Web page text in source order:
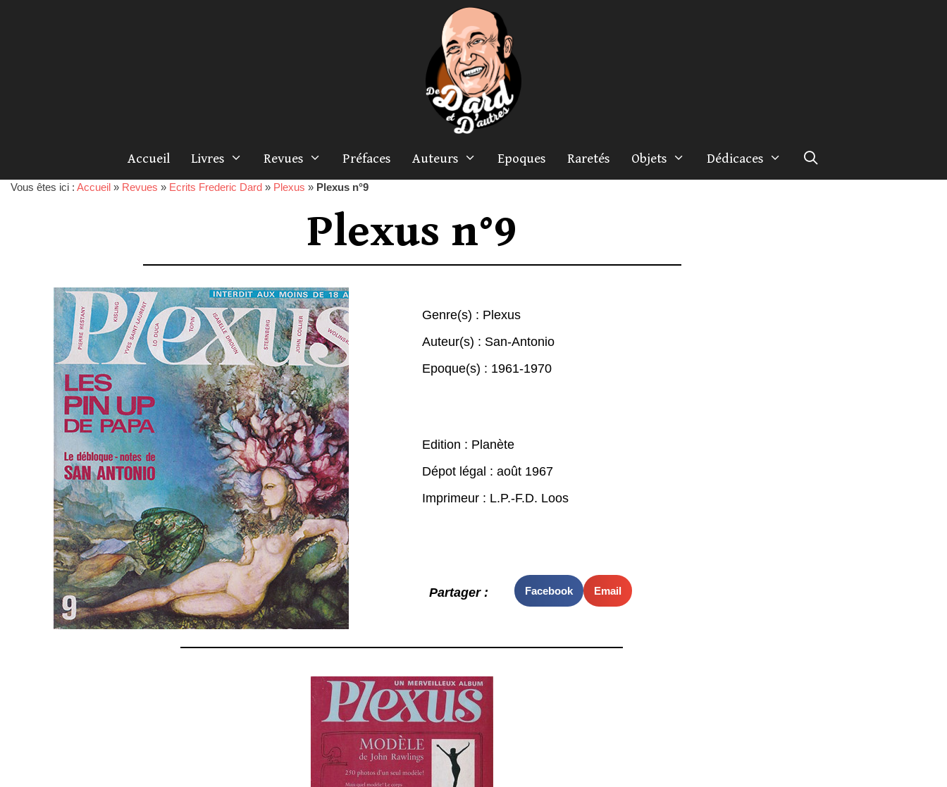
Accueil Livres Revues Préfaces Auteurs Epoques Raretés Objets Dédicaces
Vous êtes ici : Accueil » Revues » Ecrits Frederic Dard » Plexus » Plexus n°9
Plexus n°9
Genre(s) : Plexus
Auteur(s) : San-Antonio
Epoque(s) : 1961-1970
Edition : Planète
Dépot légal : août 1967
Imprimeur : L.P.-F.D. Loos
Partager : Facebook Email